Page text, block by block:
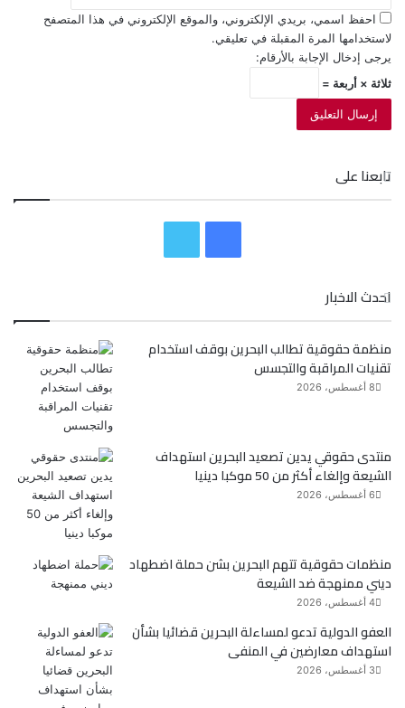
احفظ اسمي، بريدي الإلكتروني، والموقع الإلكتروني في هذا المتصفح
لاستخدامها المرة المقبلة في تعليقي.
يرجى إدخال الإجابة بالأرقام:
ثلاثة × أربعة =
تابعنا على
ب
ت
احدث الاخبار
منظمة حقوقية تطالب البحرين بوقف استخدام
تقنيات المراقبة والتجسس
8 أغسطس، 2026
منتدى حقوقي يدين تصعيد البحرين استهداف
الشيعة وإلغاء أكثر من 50 موكبا دينيا
6 أغسطس، 2026
منظمات حقوقية تتهم البحرين بشن حملة اضطهاد
ديني ممنهجة ضد الشيعة
4 أغسطس، 2026
العفو الدولية تدعو لمساءلة البحرين قضائيا بشأن
استهداف معارضين في المنفى
3 أغسطس، 2026